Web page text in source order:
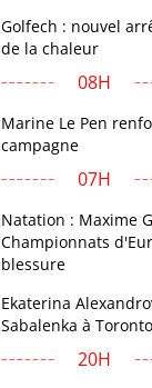
Golfech : nouvel
de la chaleur
08H
Marine Le Pen
campagne
07H
Natation : Maxime
Championnats
blessure
Ekaterina
Sabalenka à Toronto
20H